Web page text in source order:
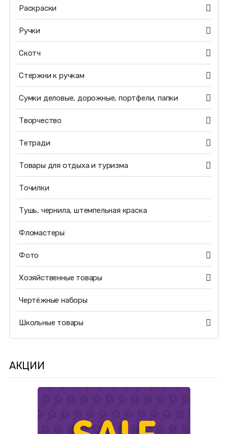
Раскраски
Ручки
Скотч
Стержни к ручкам
Сумки деловые, дорожные, портфели, папки
Творчество
Тетради
Товары для отдыха и туризма
Точилки
Тушь, чернила, штемпельная краска
Фломастеры
Фото
Хозяйственные товары
Чертёжные наборы
Школьные товары
АКЦИИ